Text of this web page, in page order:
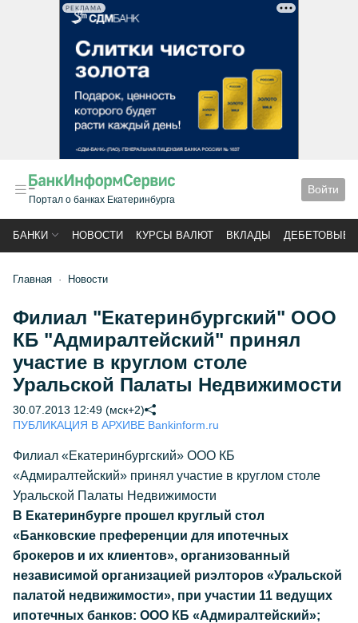
РЕКЛАМА
Портал о банках Екатеринбурга
Войти
БАНКИ НОВОСТИ КУРСЫ ВАЛЮТ ВКЛАДЫ ДЕБЕТОВЫЕ
Главная Новости
Филиал "Екатеринбургский" ООО
КБ "Адмиралтейский" принял
участие в круглом столе
Уральской Палаты Недвижимости
30.07.2013 12:49 (мск+2)
ПУБЛИКАЦИЯ В АРХИВЕ Bankinform.ru
Филиал «Екатеринбургский» ООО КБ
«Адмиралтейский» принял участие в круглом столе
Уральской Палаты Недвижимости
В Екатеринбурге прошел круглый стол
«Банковские преференции для ипотечных
брокеров и их клиентов», организованный
независимой организацией риэлторов «Уральской
палатой недвижимости», при участии 11 ведущих
ипотечных банков: ООО КБ «Адмиралтейский»;